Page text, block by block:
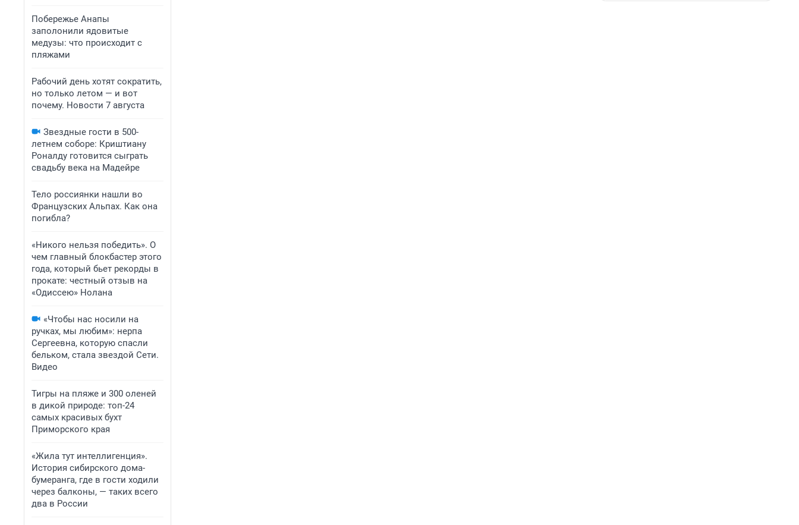
Побережье Анапы
заполонили ядовитые
медузы: что происходит с
пляжами
Рабочий день хотят сократить,
но только летом — и вот
почему. Новости 7 августа
Звездные гости в 500-
летнем соборе: Криштиану
Роналду готовится сыграть
свадьбу века на Мадейре
Тело россиянки нашли во
Французских Альпах. Как она
погибла?
«Никого нельзя победить». О
чем главный блокбастер этого
года, который бьет рекорды в
прокате: честный отзыв на
«Одиссею» Нолана
«Чтобы нас носили на
ручках, мы любим»: нерпа
Сергеевна, которую спасли
бельком, стала звездой Сети.
Видео
Тигры на пляже и 300 оленей
в дикой природе: топ-24
самых красивых бухт
Приморского края
«Жила тут интеллигенция».
История сибирского дома-
бумеранга, где в гости ходили
через балконы, — таких всего
два в России